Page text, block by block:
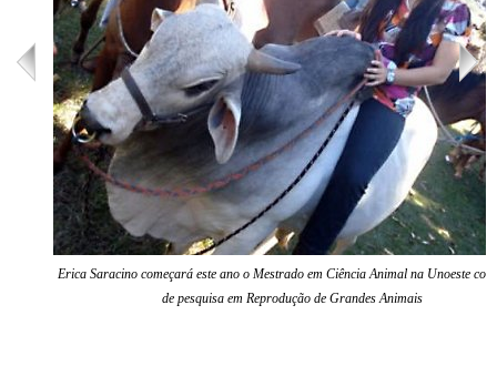
Erica Saracino começará este ano o Mestrado em Ciência Animal na Unoeste
de pesquisa em Reprodução de Grandes Animais